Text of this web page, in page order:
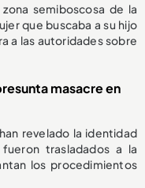
semiboscosa de la
que buscaba a su hijo
a las autoridades sobre
masacre en
revelado la identidad
trasladados a la
los procedimientos